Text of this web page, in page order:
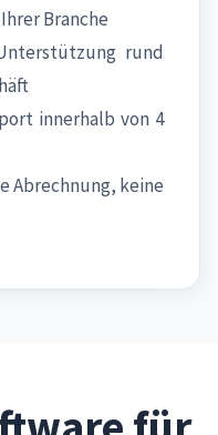
Branche
rund
innerhalb von 4
Abrechnung, keine